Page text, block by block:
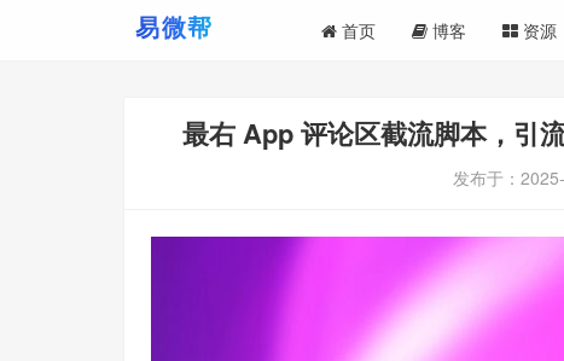
首页 博客 资源
最右 App 评论区截流脚本，引
发布于：